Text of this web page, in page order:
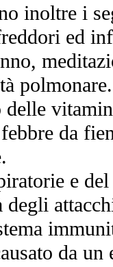
inoltre i
ed
polmonare.
da
e del
da un